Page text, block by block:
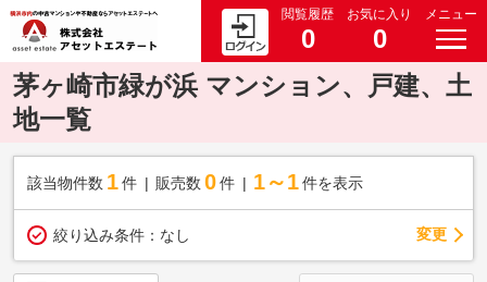
閲覧履歴
0
お気に入り
0
メニュー
茅ヶ崎市緑が浜 マンション、戸建、土
地一覧
該当物件数 1件 販売数 0 件 1～1 件を表示
絞り込み条件： なし 変更